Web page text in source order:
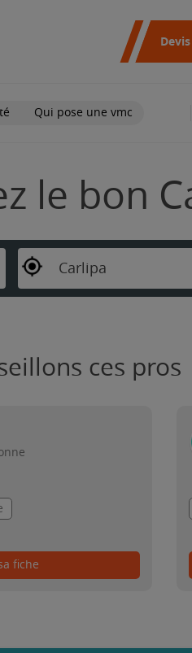
Qui pose une vmc
le bon
Carlipa
ces pros
fiche